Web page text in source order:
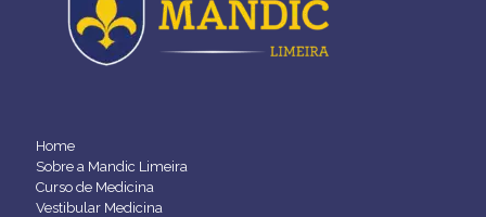
Home
Sobre a Mandic Limeira
Curso de Medicina
Vestibular Medicina